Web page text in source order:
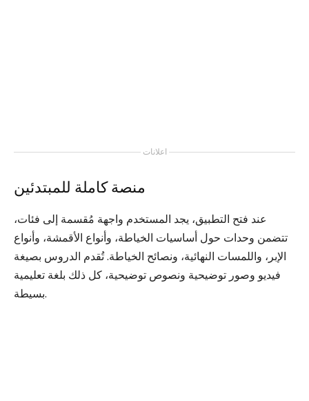
اعلانات
منصة كاملة للمبتدئين
عند فتح التطبيق، يجد المستخدم واجهة مُقسمة إلى فئات،
تتضمن وحدات حول أساسيات الخياطة، وأنواع الأقمشة، وأنواع
الإبر، واللمسات النهائية، ونصائح الخياطة. تُقدم الدروس بصيغة
فيديو وصور توضيحية ونصوص توضيحية، كل ذلك بلغة تعليمية
بسيطة.